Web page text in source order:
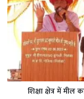
शिक्षा क्षेत्र में मील